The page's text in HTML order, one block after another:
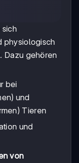
sich
physiologisch
Dazu gehören
bei
und
Tieren
und
von